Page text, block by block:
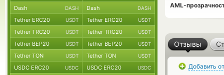
AML-
Отзывы
Добавить
Dash DASH Dash DASH
Tether ERC20 USDT Tether ERC20 USDT
Tether TRC20 USDT Tether TRC20 USDT
Tether BEP20 USDT Tether BEP20 USDT
Tether TON USDT Tether TON USDT
USDC ERC20 USDC USDC ERC20 USDC